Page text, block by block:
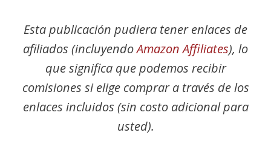
Esta publicación pudiera tener enlaces de
afiliados (incluyendoAmazon Affiliates), lo
que significa que podemos recibir
comisiones si elige comprar a través de los
enlaces incluidos (sin costo adicional para
usted).